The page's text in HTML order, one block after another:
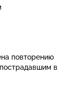
повторению
в